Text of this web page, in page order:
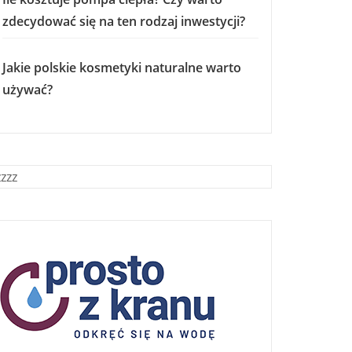
zdecydować się na ten rodzaj inwestycji?
Jakie polskie kosmetyki naturalne warto
używać?